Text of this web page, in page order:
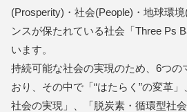
(Prosperity)・社会(People)・地球環
ンスが保たれている社会「Three Ps
います。
持続可能な社会の実現のため、6つの
おり、その中で「“はたらく”の変革
社会の実現」、「脱炭素・循環型社